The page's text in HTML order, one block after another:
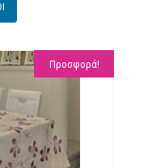
Προσφορά!